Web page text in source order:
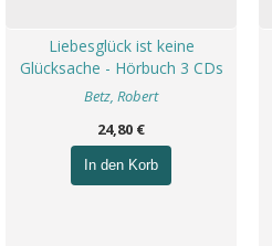
Liebesglück ist keine
Glücksache - Hörbuch 3 CDs
Betz, Robert
24,80 €
In den Korb